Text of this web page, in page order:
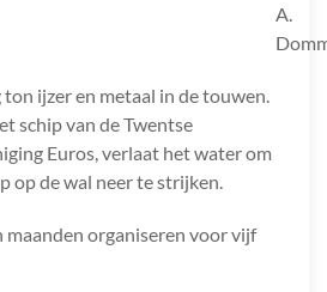
A.
ijzer en metaal in de touwen.
schip van de Twentse
Euros, verlaat het water om
op de wal neer te strijken.
maanden organiseren voor vijf